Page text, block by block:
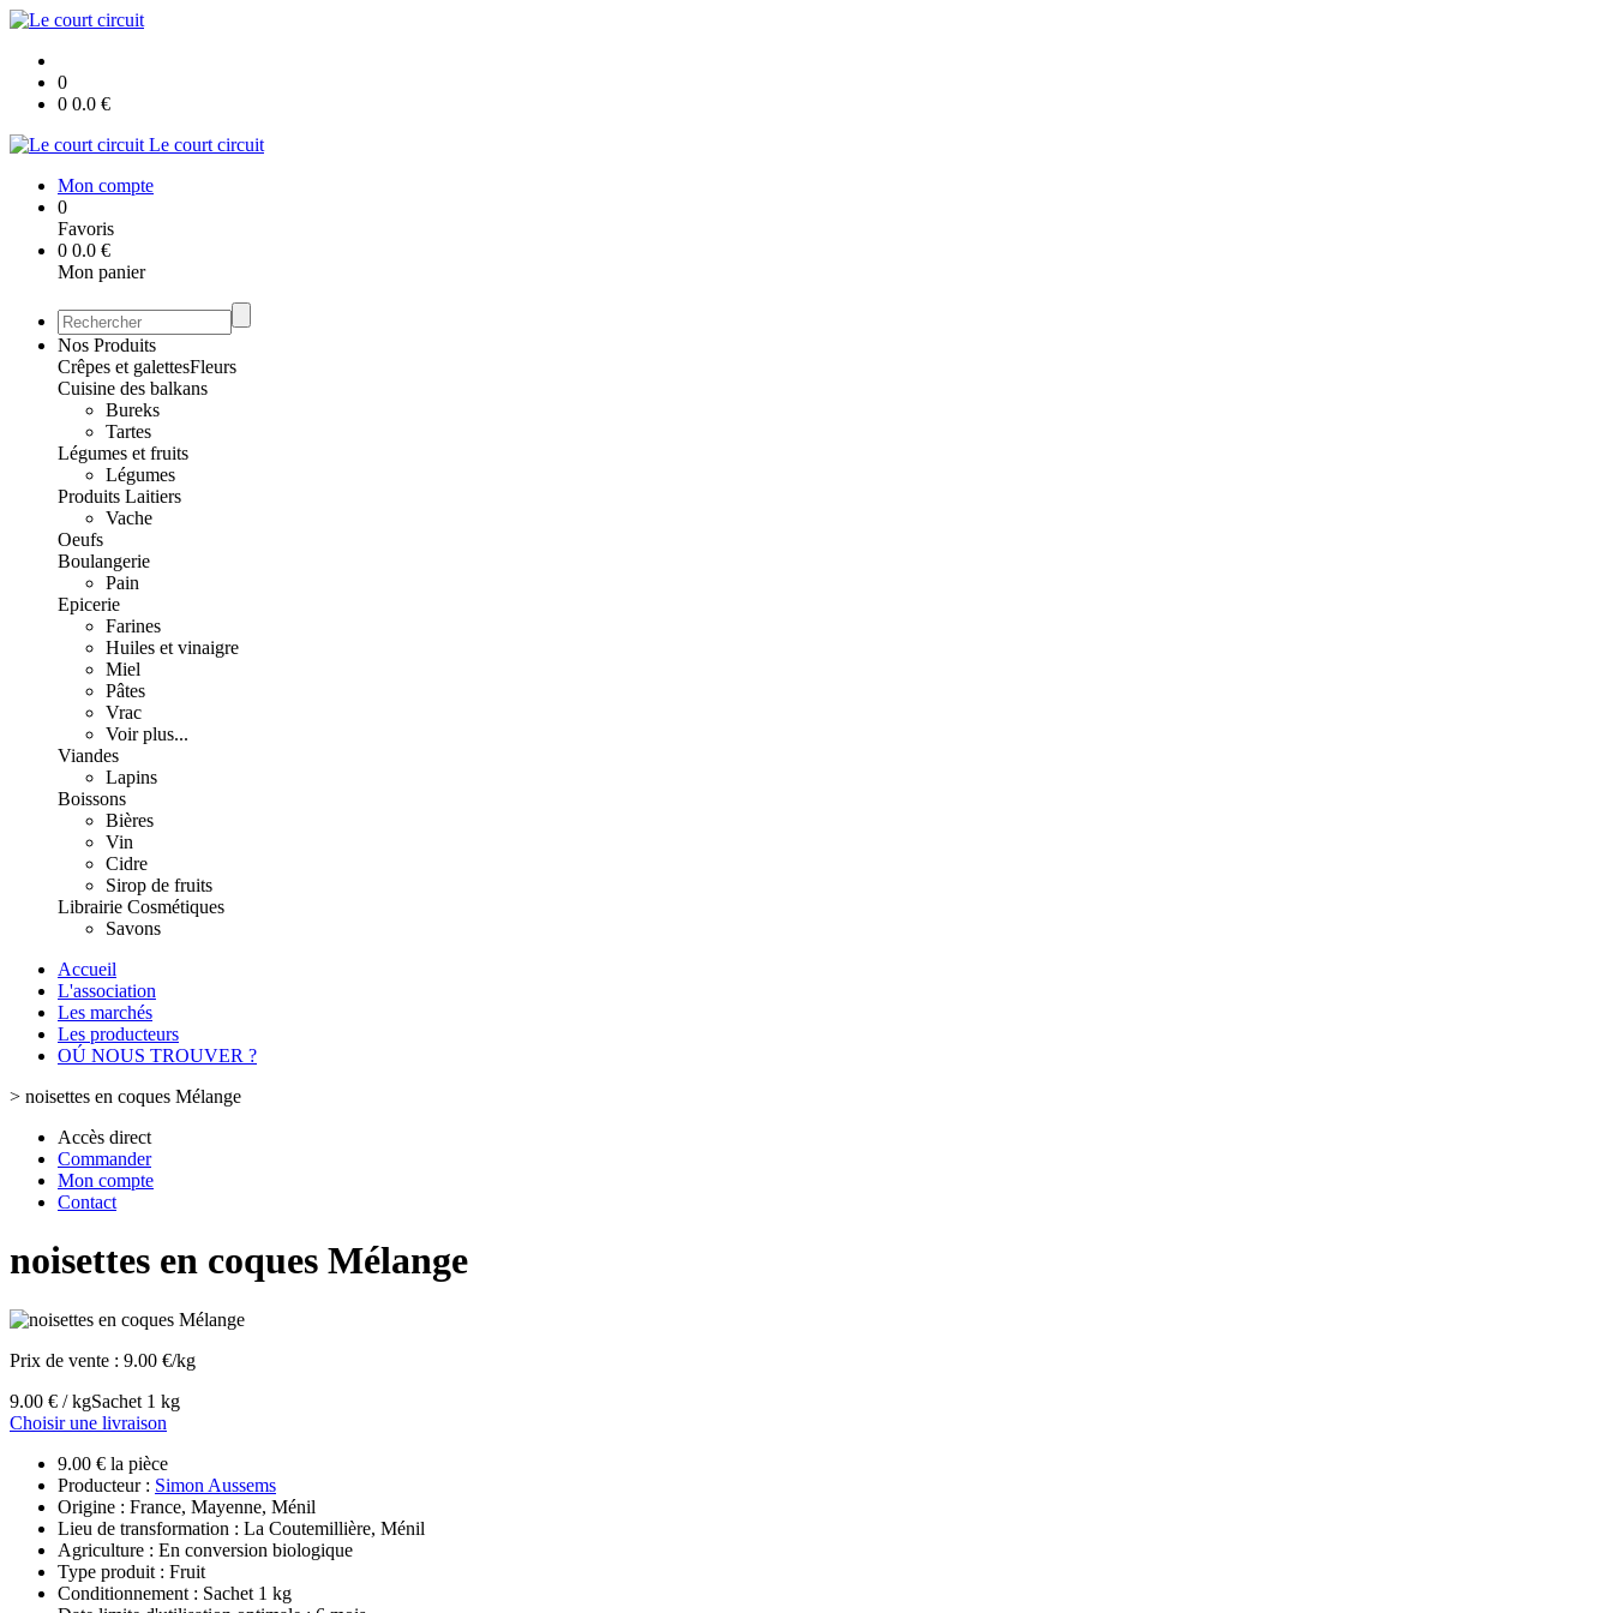
0
0 0.0 €
Le court circuit
Mon compte
0
Favoris
0 0.0 €
Mon panier
Nos Produits
Crêpes et galettesFleurs
Cuisine des balkans
Bureks
Tartes
Légumes et fruits
Légumes
Produits Laitiers
Vache
Oeufs
Boulangerie
Pain
Epicerie
Farines
Huiles et vinaigre
Miel
Pâtes
Vrac
Voir plus...
Viandes
Lapins
Boissons
Bières
Vin
Cidre
Sirop de fruits
Librairie Cosmétiques
Savons
Accueil
L'association
Les marchés
Les producteurs
OÚ NOUS TROUVER ?
> noisettes en coques Mélange
Accès direct
Commander
Mon compte
Contact
noisettes en coques Mélange
Prix de vente : 9.00 €/kg
9.00 € / kgSachet 1 kg
Choisir une livraison
9.00 € la pièce
Producteur : Simon Aussems
Origine : France, Mayenne, Ménil
Lieu de transformation : La Coutemillière, Ménil
Agriculture : En conversion biologique
Type produit : Fruit
Conditionnement : Sachet 1 kg